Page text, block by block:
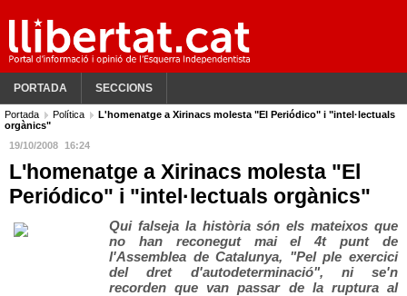
PORTADA SECCIONS
Portada Política
L'homenatge a Xirinacs molesta "El Periódico" i "intel·lectuals
orgànics"
19/10/2008
16:24
L'homenatge a Xirinacs molesta "El
Periódico" i "intel·lectuals orgànics"
Qui falseja la història són els mateixos que
no han reconegut mai el 4t punt de
l'Assemblea de Catalunya, "Pel ple exercici
del dret d'autodeterminació", ni se'n
recorden que van passar de la ruptura al